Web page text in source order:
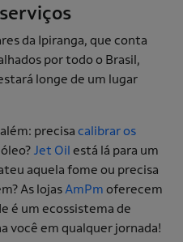
da Ipiranga, que conta
por todo o Brasil,
longe de um lugar
precisa calibrar os
Jet Oil está lá para um
aquela fome ou precisa
As lojasAmPm oferecem
é um ecossistema de
você em qualquer jornada!